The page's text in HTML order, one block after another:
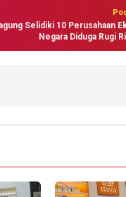
Selidiki 10 Perusahaan
Negara Diduga Rugi